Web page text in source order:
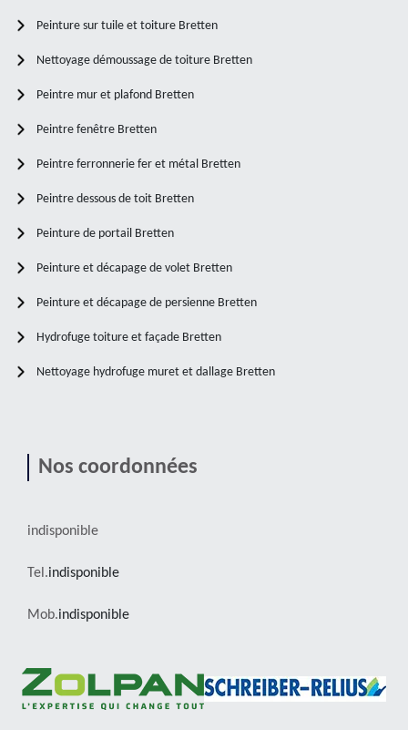
Peinture sur tuile et toiture Bretten
Nettoyage démoussage de toiture Bretten
Peintre mur et plafond Bretten
Peintre fenêtre Bretten
Peintre ferronnerie fer et métal Bretten
Peintre dessous de toit Bretten
Peinture de portail Bretten
Peinture et décapage de volet Bretten
Peinture et décapage de persienne Bretten
Hydrofuge toiture et façade Bretten
Nettoyage hydrofuge muret et dallage Bretten
Nos coordonnées
indisponible
Tel.indisponible
Mob.indisponible